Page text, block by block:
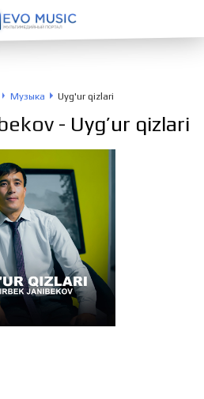
Музыка Uyg'ur qizlari
- Uyg’ur qizlari